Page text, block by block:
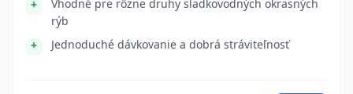
Vhodné pre rôzne druhy sladkovodných okrasných
rýb
Jednoduché dávkovanie a dobrá stráviteľnosť